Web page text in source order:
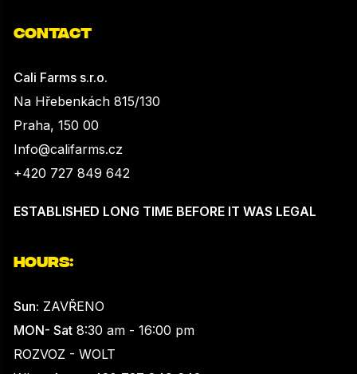
CONTACT
Cali Farms s.r.o.
Na Hřebenkách 815/130
Praha, 150 00
Info@califarms.cz
+420 727 849 642
ESTABLISHED LONG TIME BEFORE IT WAS LEGAL
HOURS:
Sun: ZAVŘENO
MON- Sat 8:30 am - 16:00 pm
ROZVOZ - WOLT